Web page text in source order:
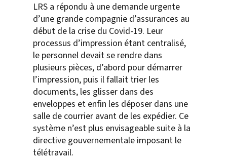
LRS a répondu à une demande urgente
d’une grande compagnie d’assurances au
début de la crise du Covid-19. Leur
processus d’impression étant centralisé,
le personnel devait se rendre dans
plusieurs pièces, d’abord pour démarrer
l’impression, puis il fallait trier les
documents, les glisser dans des
enveloppes et enfin les déposer dans une
salle de courrier avant de les expédier. Ce
système n’est plus envisageable suite à la
directive gouvernementale imposant le
télétravail.